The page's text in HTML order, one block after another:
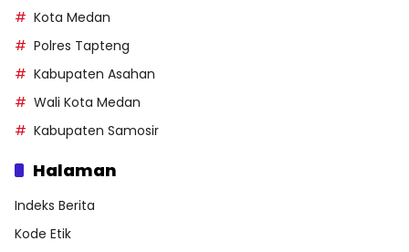
Kota Medan
Polres Tapteng
Kabupaten Asahan
Wali Kota Medan
Kabupaten Samosir
Halaman
Indeks Berita
Kode Etik